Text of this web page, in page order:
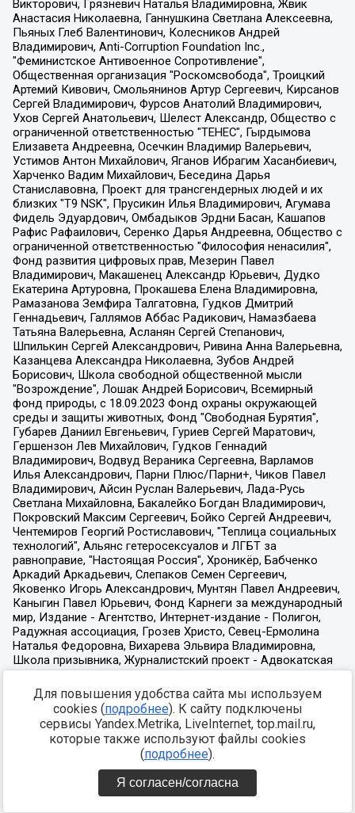
Для повышения удобства сайта мы используем
cookies (подробнее). К сайту подключены
сервисы Yandex.Metrika, LiveInternet, top.mail.ru,
которые также используют файлы cookies
(подробнее).
Я согласен/согласна